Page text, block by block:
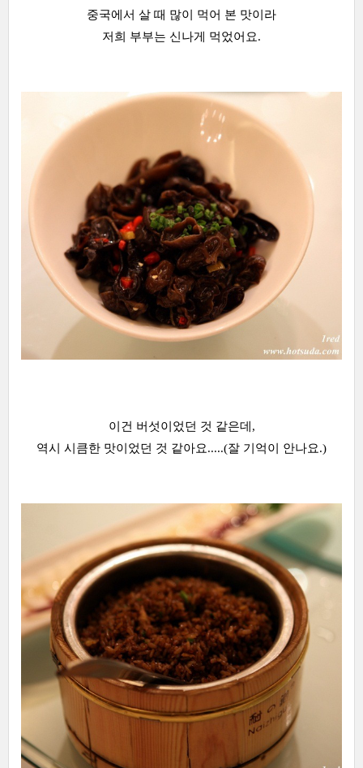
중국에서 살 때 많이 먹어 본 맛이라
저희 부부는 신나게 먹었어요.
이건 버섯이었던 것 같은데,
역시 시큼한 맛이었던 것 같아요.....(잘 기억이 안나요.)